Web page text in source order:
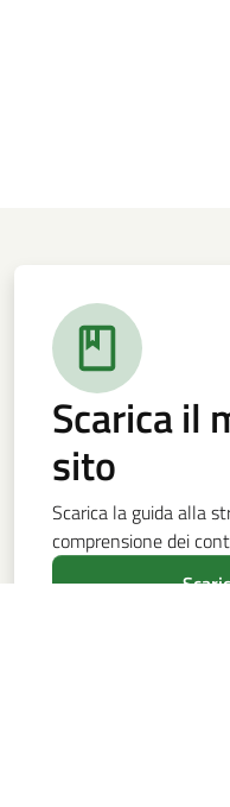
Scarica il
sito
Scarica la guida alla
comprensione dei